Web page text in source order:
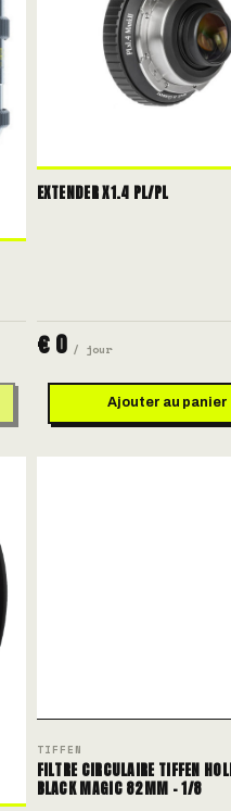
EXTENDER X1.4 PL/PL
€ 0 / jour
Ajouter au panier
TIFFEN
FILTRE CIRCULAIRE TIFFEN
BLACK MAGIC 82MM - 1/8